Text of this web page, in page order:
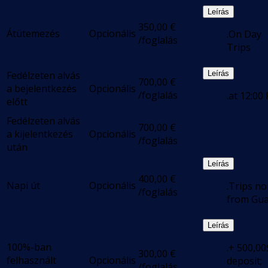
Átütemezés Opcionális 350,00 €
/foglalás
Leírás
.On Day
Trips
Fedélzeten alvás
a bejelentkezés
előtt
Opcionális 700,00 €
/foglalás
Leírás
.at 12:00
Fedélzeten alvás
a kijelentkezés
után
Opcionális 700,00 €
/foglalás
Napi út Opcionális 400,00 €
/foglalás
Leírás
.Trips
from
100%-ban
felhasznált
Opcionális 300,00 €
Leírás
.+
deposit;